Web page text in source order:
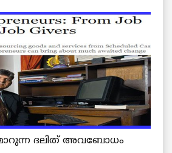
ദലിത് അവബോധം